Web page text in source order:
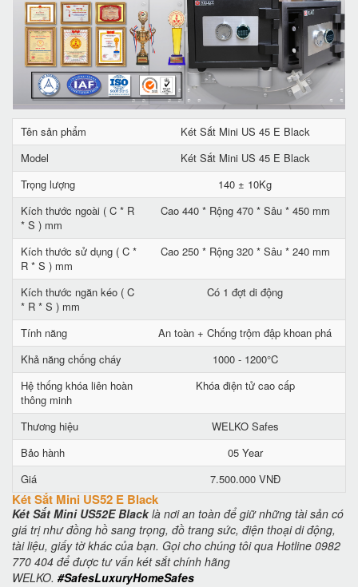
Tên sản phẩm
Két Sắt Mini US 45 E Black
Model
Két Sắt Mini US 45 E Black
Trọng lượng
140 ± 10Kg
Kích thước ngoài ( C * R
* S ) mm
Cao 440 * Rộng 470 * Sâu * 450 mm
Kích thước sử dụng ( C *
R * S ) mm
Cao 250 * Rộng 320 * Sâu * 240 mm
Kích thước ngăn kéo ( C
* R * S ) mm
Có 1 đợt di động
Tính năng
An toàn + Chống trộm đập khoan phá
Khả năng chống cháy
1000 - 1200°C
Hệ thống khóa liên hoàn
thông minh
Khóa điện tử cao cấp
Thương hiệu
WELKO Safes
Bảo hành
05 Year
Giá
7.500.000 VNĐ
Két Sắt Mini US52 E Black
Két Sắt Mini US52E Blacklà nơi an toàn để giữ những tài sản có
giá trị như đồng hồ sang trọng, đồ trang sức, điện thoại di động,
tài liệu, giấy tờ khác của bạn. Gọi cho chúng tôi qua Hotline 0982
770 404 để được tư vấn két sắt chính hãng
WELKO. #SafesLuxuryHomeSafes